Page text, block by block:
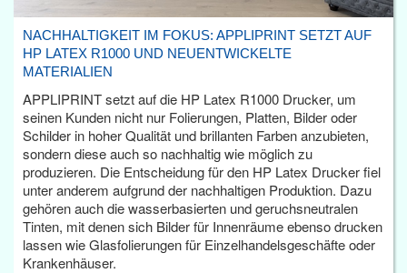
NACHHALTIGKEIT IM FOKUS: APPLIPRINT SETZT AUF
HP LATEX R1000 UND NEUENTWICKELTE
MATERIALIEN
APPLIPRINT setzt auf die HP Latex R1000 Drucker, um
seinen Kunden nicht nur Folierungen, Platten, Bilder oder
Schilder in hoher Qualität und brillanten Farben anzubieten,
sondern diese auch so nachhaltig wie möglich zu
produzieren. Die Entscheidung für den HP Latex Drucker fiel
unter anderem aufgrund der nachhaltigen Produktion. Dazu
gehören auch die wasserbasierten und geruchsneutralen
Tinten, mit denen sich Bilder für Innenräume ebenso drucken
lassen wie Glasfolierungen für Einzelhandelsgeschäfte oder
Krankenhäuser.